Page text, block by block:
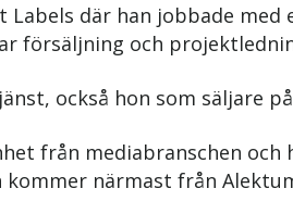
där han jobbade
försäljning och
också hon som säljare
från mediabranschen
närmast från